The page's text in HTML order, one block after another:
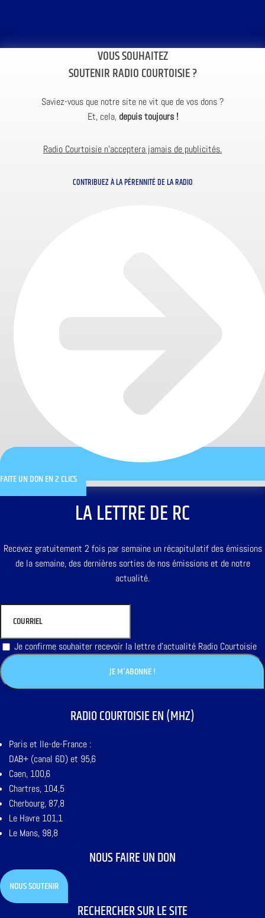
VOUS SOUHAITEZ
SOUTENIR RADIO COURTOISIE ?
Saviez-vous que notre site ne vit que de vos dons ?
Et, cela, depuis toujours !
Radio Courtoisie n’acceptera jamais de publicités.
CONTRIBUEZ À LA PÉRENNITÉ DE LA RADIO
FAITE UN DON EN 2 CLICS
LA LETTRE DE RC
Recevez gratuitement 2 fois par semaine un récapitulatif des émissions
de la semaine, des dernières sorties de nos émissions et de notre
actualité.
Je confirme souhaiter recevoir la lettre d'actualité Radio Courtoisie
RADIO COURTOISIE EN (MHZ)
Paris et Ile-de-France :
DAB+ (canal 6D) et 95,6
Caen, 100,6
Chartres, 104,5
Cherbourg, 87,8
Le Havre 101,1
Le Mans, 98,8
NOUS FAIRE UN DON
NOUS SOUTENIR
RECHERCHER SUR LE SITE